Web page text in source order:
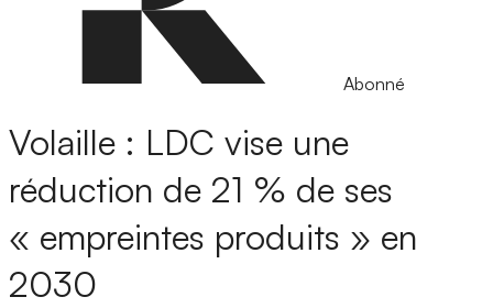
Abonné
Volaille : LDC vise une
réduction de 21 % de ses
« empreintes produits » en
2030